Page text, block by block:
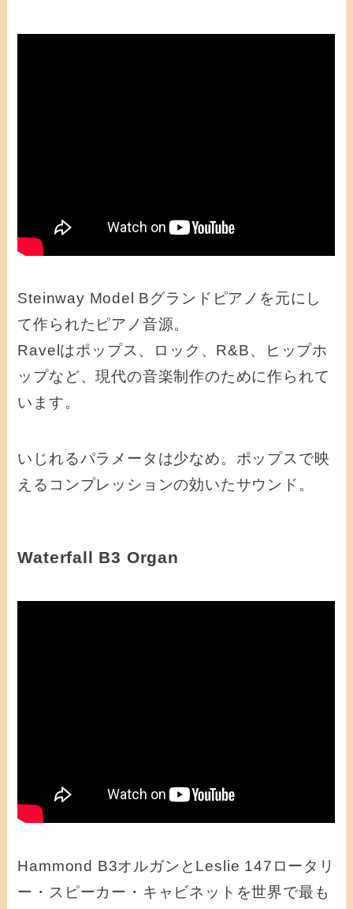
Steinway Model Bグランドピアノを元にし
て作られたピアノ音源。
Ravelはポップス、ロック、R&B、ヒップホ
ップなど、現代の音楽制作のために作られて
います。
いじれるパラメータは少なめ。ポップスで映
えるコンプレッションの効いたサウンド。
Waterfall B3 Organ
Hammond B3オルガンとLeslie 147ロータリ
ー・スピーカー・キャビネットを世界で最も